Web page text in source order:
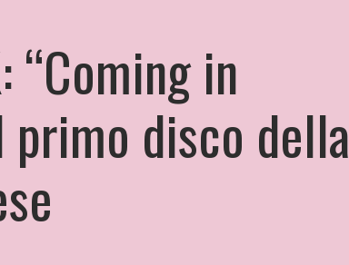
“Coming in
primo disco della